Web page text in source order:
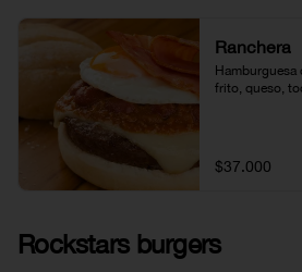
Ranchera
Hamburguesa
frito, queso,
$37.000
Rockstars burgers